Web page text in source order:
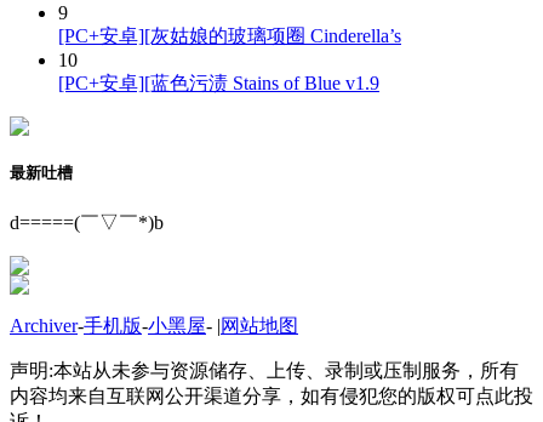
9
[PC+安卓][灰姑娘的玻璃项圈 Cinderella’s
10
[PC+安卓][蓝色污渍 Stains of Blue v1.9
最新吐槽
d=====(￣▽￣*)b
Archiver-手机版-小黑屋- |网站地图
声明:本站从未参与资源储存、上传、录制或压制服务，所有
内容均来自互联网公开渠道分享，如有侵犯您的版权可点此投